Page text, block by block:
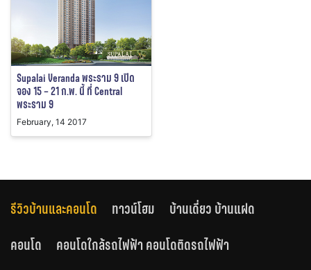
Supalai Veranda พระราม 9 เปิด
จอง 15 – 21 ก.พ. นี้ ที่ Central
พระราม 9
February, 14 2017
รีวิวบ้านและคอนโด ทาวน์โฮม
บ้านเดี่ยว บ้านแฝด
คอนโด
คอนโดใกล้รถไฟฟ้า คอนโดติดรถไฟฟ้า